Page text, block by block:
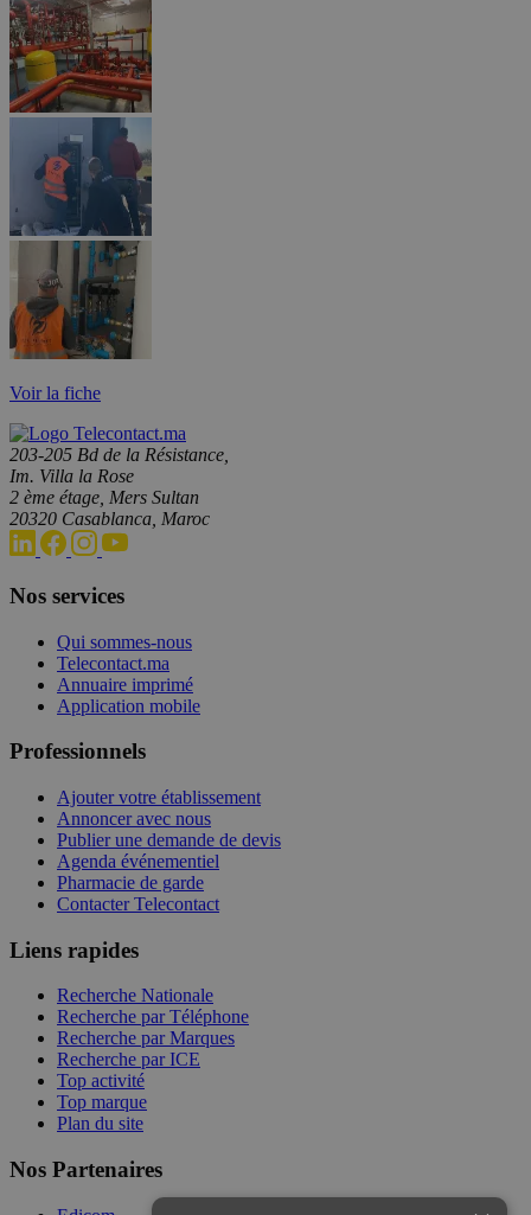
Voir la fiche
203-205 Bd de la Résistance,
Im. Villa la Rose
2 ème étage, Mers Sultan
20320 Casablanca, Maroc
Nos services
Qui sommes-nous
Telecontact.ma
Annuaire imprimé
Application mobile
Professionnels
Ajouter votre établissement
Annoncer avec nous
Publier une demande de devis
Agenda événementiel
Pharmacie de garde
Contacter Telecontact
Liens rapides
Recherche Nationale
Recherche par Téléphone
Recherche par Marques
Recherche par ICE
Top activité
Top marque
Plan du site
Nos Partenaires